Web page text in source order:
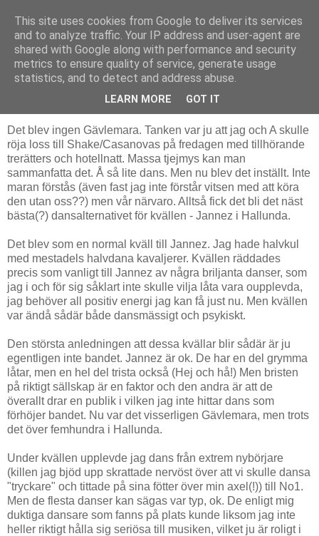
Livsdans
söndag 25 mars 2012
Jannez i Hallunda
Det blev ingen Gävlemara. Tanken var ju att jag och A skulle
röja loss till Shake/Casanovas på fredagen med tillhörande
trerätters och hotellnatt. Massa tjejmys kan man
sammanfatta det. Å så lite dans. Men nu blev det inställt. Inte
maran förstås (även fast jag inte förstår vitsen med att köra
den utan oss??) men vår närvaro. Alltså fick det bli det näst
bästa(?) dansalternativet för kvällen - Jannez i Hallunda.
Det blev som en normal kväll till Jannez. Jag hade halvkul
med mestadels halvdana kavaljerer. Kvällen räddades
precis som vanligt till Jannez av några briljanta danser, som
jag i och för sig såklart inte skulle vilja låta vara oupplevda,
jag behöver all positiv energi jag kan få just nu. Men kvällen
var ändå sådär både dansmässigt och psykiskt.
Den största anledningen att dessa kvällar blir sådär är ju
egentligen inte bandet. Jannez är ok. De har en del grymma
låtar, men en hel del trista också (Hej och hå!) Men bristen
på riktigt sällskap är en faktor och den andra är att de
överallt drar en publik i vilken jag inte hittar dans som
förhöjer bandet. Nu var det visserligen Gävlemara, men trots
det över femhundra i Hallunda.
Under kvällen upplevde jag dans från extrem nybörjare
(killen jag bjöd upp skrattade nervöst över att vi skulle dansa
"tryckare" och tittade på sina fötter över min axel(!)) till No1.
Men de flesta danser kan sägas var typ, ok. De enligt mig
duktiga dansare som fanns på plats kunde liksom jag inte
heller riktigt hålla sig seriösa till musiken, vilket ju är roligt i
This site uses cookies from Google to deliver its services
and to analyze traffic. Your IP address and user-agent are
shared with Google along with performance and security
metrics to ensure quality of service, generate usage
statistics, and to detect and address abuse.
LEARN MORE GOT IT